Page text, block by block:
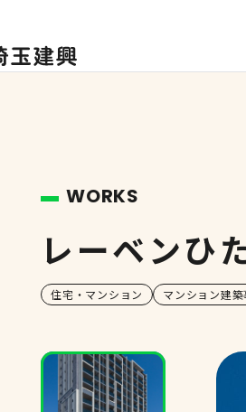
WORKS
レーベンひ
住宅・マンション マンション建築